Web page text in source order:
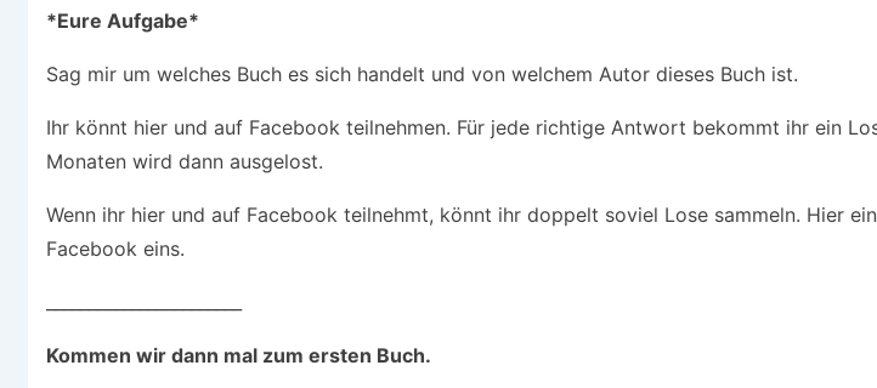
*Eure Aufgabe*
Sag mir um welches Buch es sich handelt und von welchem Autor dieses Buch ist.
Ihr könnt hier und auf Facebook teilnehmen. Für jede richtige Antwort bekommt ihr ein
Monaten wird dann ausgelost.
Wenn ihr hier und auf Facebook teilnehmt, könnt ihr doppelt soviel Lose sammeln. Hier
Facebook eins.
Kommen wir dann mal zum ersten Buch.